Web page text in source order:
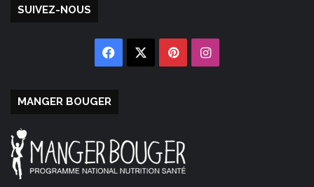
SUIVEZ-NOUS
Facebook PinterestInstagram
MANGER BOUGER